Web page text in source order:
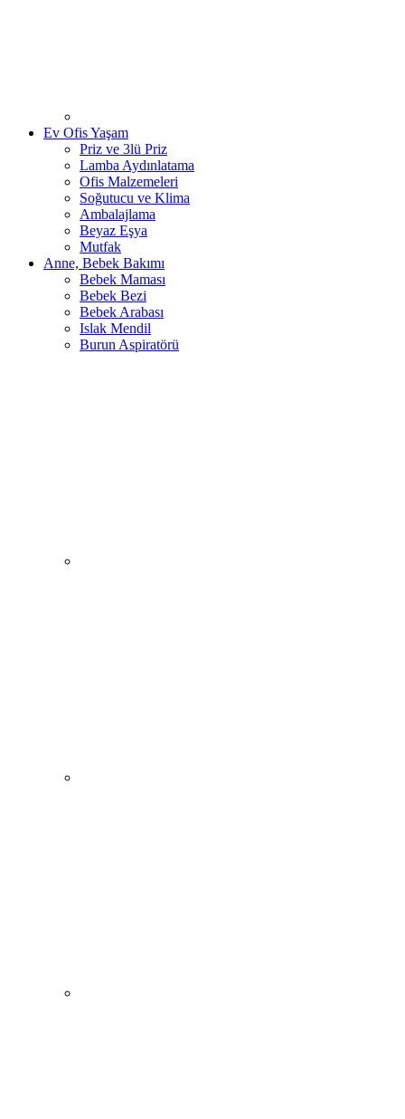
Ev Ofis Yaşam
Priz ve 3lü Priz
Lamba Aydınlatama
Ofis Malzemeleri
Soğutucu ve Klima
Ambalajlama
Beyaz Eşya
Mutfak
Anne, Bebek Bakımı
Bebek Maması
Bebek Bezi
Bebek Arabası
Islak Mendil
Burun Aspiratörü